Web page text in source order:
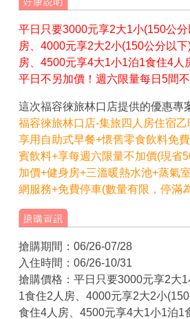
平日只要3000元享2大1小(150公分
房、4000元享2大2小(150公分以
房、4500元享4大1小1泊1食住4人
平日不另加價！週六限量每日5間不
這次福容徠旅林口店提供的優惠專
福容徠旅林口店-集旅四人房住宿
享用自助式早餐+懷舊零食飲料免
賓飲料+享每週六限量不加價(現省
加價+健身房+三溫暖熱水池+蒸氣
網服務+免費停車(數量有限，停滿
搶購期間：06/26-07/28
入住時間：06/26-10/31
搶購價格：平日只要3000元享2大
1食住2人房、4000元享2大2小
食住4人房、4500元享4大1小1泊1